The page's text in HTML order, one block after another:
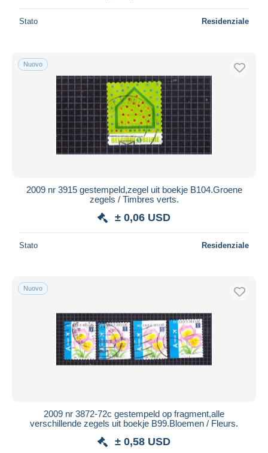
Stato Residenziale
Nuovo
2009 nr 3915 gestempeld,zegel uit boekje B104.Groene
zegels / Timbres verts.
± 0,06 USD
Stato Residenziale
Nuovo
2009 nr 3872-72c gestempeld op fragment,alle
verschillende zegels uit boekje B99.Bloemen / Fleurs.
± 0,58 USD